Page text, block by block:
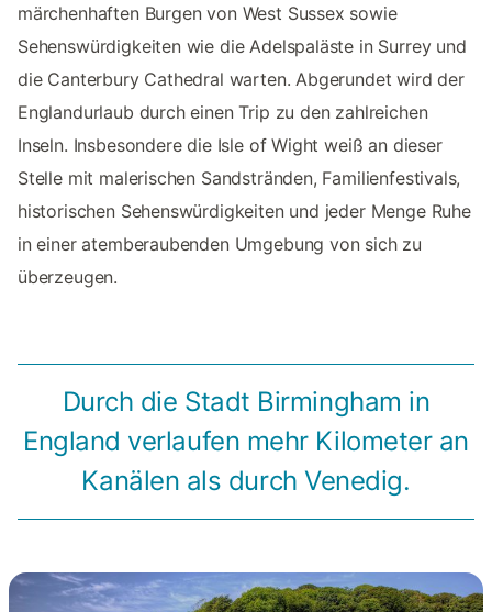
märchenhaften Burgen von West Sussex sowie
Sehenswürdigkeiten wie die Adelspaläste in Surrey und
die Canterbury Cathedral warten. Abgerundet wird der
Englandurlaub durch einen Trip zu den zahlreichen
Inseln. Insbesondere die Isle of Wight weiß an dieser
Stelle mit malerischen Sandstränden, Familienfestivals,
historischen Sehenswürdigkeiten und jeder Menge Ruhe
in einer atemberaubenden Umgebung von sich zu
überzeugen.
Durch die Stadt Birmingham in
England verlaufen mehr Kilometer an
Kanälen als durch Venedig.